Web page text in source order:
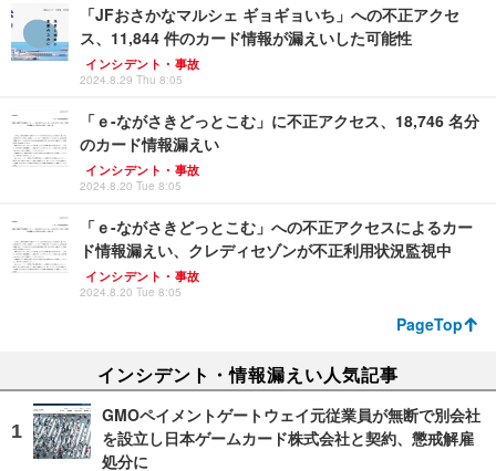
「JFおさかなマルシェ ギョギョいち」への不正アクセ
ス、11,844 件のカード情報が漏えいした可能性
インシデント・事故
2024.8.29 Thu 8:05
「ｅ-ながさきどっとこむ」に不正アクセス、18,746 名分
のカード情報漏えい
インシデント・事故
2024.8.20 Tue 8:05
「ｅ-ながさきどっとこむ」への不正アクセスによるカー
ド情報漏えい、クレディセゾンが不正利用状況監視中
インシデント・事故
2024.8.20 Tue 8:05
PageTop
インシデント・情報漏えい人気記事
GMOペイメントゲートウェイ元従業員が無断で別会社
を設立し日本ゲームカード株式会社と契約、懲戒解雇
処分に